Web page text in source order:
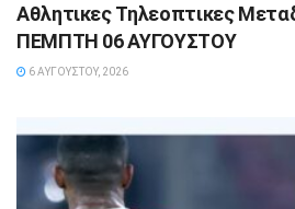
Αθλητικες Τηλεοπτικες
ΠΕΜΠΤΗ 06 ΑΥΓΟΥΣΤΟΥ
6 ΑΥΓΟΎΣΤΟΥ, 2026